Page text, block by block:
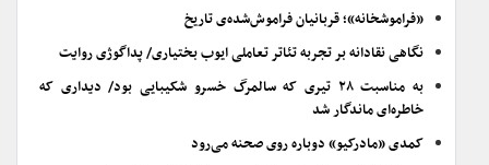
«فراموشخانه»؛ قربانیان فراموش‌شده‌ی تاریخ
نگاهی نقادانه بر تجربه تئاتر تعاملی ایوب بختیاری/ پداگوژی روایت
به مناسبت ۲۸ تیری که سالمرگ خسرو شکیبایی بود/ دیداری که
خاطره‌ای ماندگار شد
کمدی «مادرکیو» دوباره روی صحنه می‌رود